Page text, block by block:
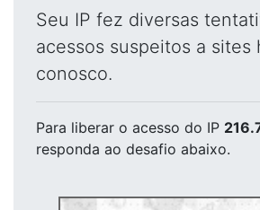
Seu IP fez diversas
acessos suspeitos a sites
conosco.
Para liberar o acesso do IP
responda ao desafio abaixo.